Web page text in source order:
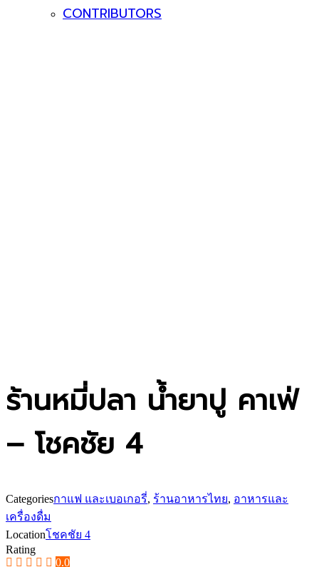
CONTRIBUTORS
ร้านหมี่ปลา น้ำยาปู คาเฟ่
– โชคชัย 4
Categoriesกาแฟ และเบอเกอรี่, ร้านอาหารไทย, อาหารและ
เครื่องดื่ม
Locationโชคชัย 4
Rating
0.0